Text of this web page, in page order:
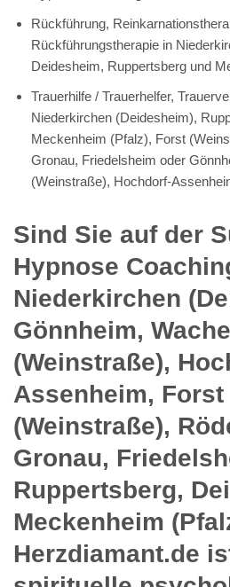
Rückführung,
Rückführungstherapie in
Deidesheim, Ruppertsberg und
Trauerhilfe / Trauerhelfer,
Niederkirchen (Deidesheim),
Meckenheim (Pfalz), Forst
Gronau, Friedelsheim oder
(Weinstraße), Hochdorf-
Sind Sie auf der
Hypnose
Niederkirchen
Gönnheim,
(Weinstraße),
Assenheim, Forst
(Weinstraße),
Gronau,
Ruppertsberg,
Meckenheim
Herzdiamant.de